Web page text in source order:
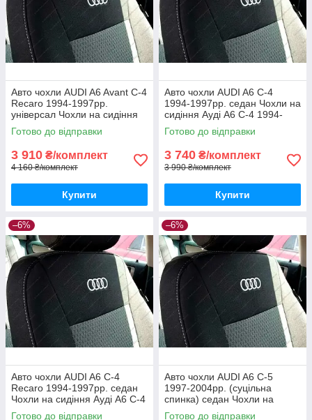
Авто чохли AUDI A6 Avant С-4
Recaro 1994-1997рр.
універсал Чохли на сидіння
Ауді А6 Авант Рекаро
Готово до відправки
3 910 ₴/комплект
4 160 ₴/комплект
Купити
Авто чохли AUDI A6 С-4
1994-1997рр. седан Чохли на
сидіння Ауді А6 С-4 1994-
1997рр. седан
Готово до відправки
3 740 ₴/комплект
3 990 ₴/комплект
Купити
–6%
Авто чохли AUDI A6 С-4
Recaro 1994-1997рр. седан
Чохли на сидіння Ауді А6 С-4
Рекаро 1994-1997рр.
Готово до відправки
–6%
Авто чохли AUDI A6 С-5
1997-2004рр. (суцільна
спинка) седан Чохли на
сидіння Ауді А6 С-5 1997-
Готово до відправки